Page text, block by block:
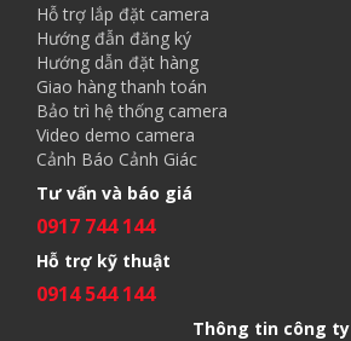
Hỗ trợ lắp đặt camera
Hướng đẫn đăng ký
Hướng dẫn đặt hàng
Giao hàng thanh toán
Bảo trì hệ thống camera
Video demo camera
Cảnh Báo Cảnh Giác
Tư vấn và báo giá
0917 744 144
Hỗ trợ kỹ thuật
0914 544 144
Thông tin công ty